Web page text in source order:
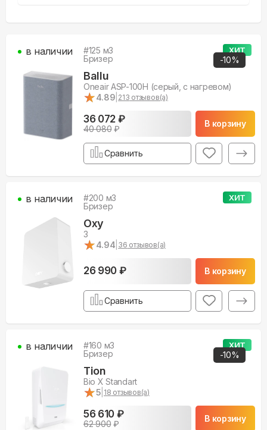
ХИТ
-10%
#125 м3
Бризер
Ballu
Oneair ASP-100H (серый, с нагревом)
★
★4.89 213 отзывов(а)
36 072 ₽
40 080₽
В корзину
в наличии
Сравнить
ХИТ
#200 м3
Бризер
Oxy
3
★
★4.94 36 отзывов(а)
26 990 ₽ В корзину
в наличии
Сравнить
ХИТ
-10%
#160 м3
Бризер
Tion
Bio X Standart
★
★5 18 отзывов(а)
56 610 ₽
62 900₽
В корзину
в наличии